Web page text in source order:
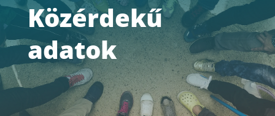
Közérdekű
adatok